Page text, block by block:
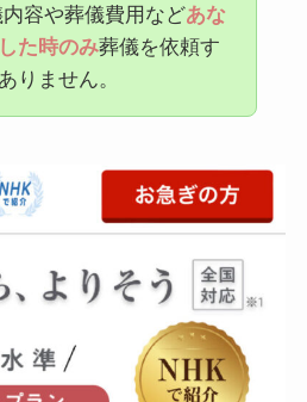
容や葬儀費用などあな
た時のみ葬儀を依頼す
りません。